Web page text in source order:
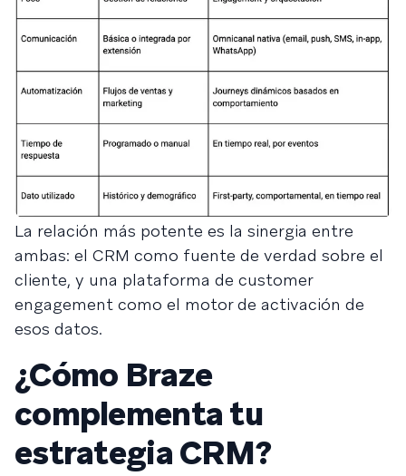
La relación más potente es la sinergia entre
ambas: el CRM como fuente de verdad sobre el
cliente, y una plataforma de customer
engagement como el motor de activación de
esos datos.
¿Cómo Braze
complementa tu
estrategia CRM?